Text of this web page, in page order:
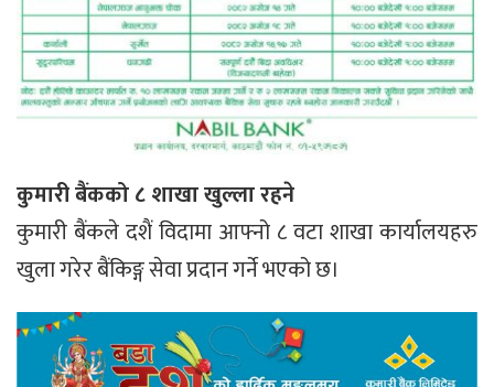
कुमारी बैंकको ८ शाखा खुल्ला रहने
कुमारी बैंकले दशैं विदामा आफ्नो ८ वटा शाखा कार्यालयहरु
खुला गरेर बैंकिङ्ग सेवा प्रदान गर्ने भएको छ।